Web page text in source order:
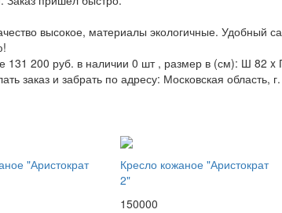
высокое, материалы экологичные. Удобный
200 руб. в наличии 0 шт , размер в (см): Ш 82 x
заказ и забрать по адресу: Московская область,
"Аристократ
Кресло кожаное "Аристократ
2"
150000